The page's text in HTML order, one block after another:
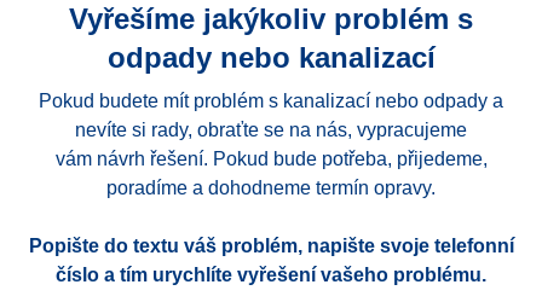
Vyřešíme jakýkoliv problém s
odpady nebo kanalizací
Pokud budete mít problém s kanalizací nebo odpady a
nevíte si rady, obraťte se na nás, vypracujeme
vám návrh řešení. Pokud bude potřeba, přijedeme,
poradíme a dohodneme termín opravy.
Popište do textu váš problém, napište svoje telefonní
číslo a tím urychlíte vyřešení vašeho problému.